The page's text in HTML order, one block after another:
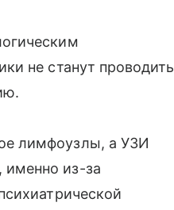
не станут проводить
лимфоузлы, а УЗИ
из-за